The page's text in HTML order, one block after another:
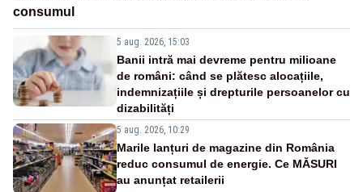
consumul
5 aug. 2026, 15:03
Banii intră mai devreme pentru milioane
de români: când se plătesc alocațiile,
indemnizațiile și drepturile persoanelor cu
dizabilități
5 aug. 2026, 10:29
Marile lanțuri de magazine din România
reduc consumul de energie. Ce MĂSURI
au anunțat retailerii